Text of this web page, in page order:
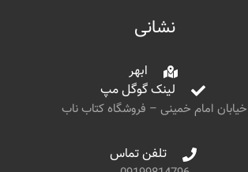
نشانی
ابهر
لینک گوگل مپ
خیابان امام خمینی – فروشگاه کتاب ناب
تلفن تماس